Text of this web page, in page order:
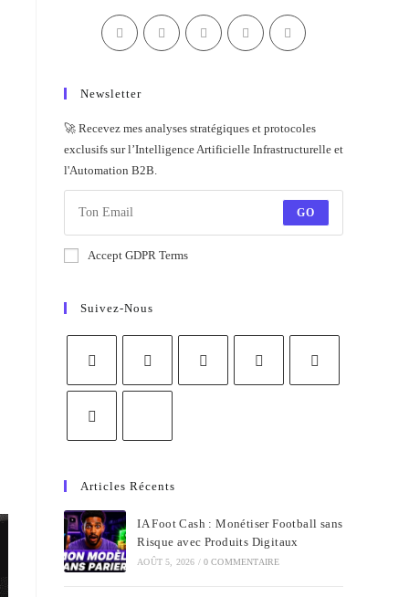
Newsletter
🚀 Recevez mes analyses stratégiques et protocoles
exclusifs sur l’Intelligence Artificielle Infrastructurelle et
l'Automation B2B.
GO
Accept GDPR Terms
Suivez-Nous
Articles Récents
IA Foot Cash : Monétiser Football sans
Risque avec Produits Digitaux
AOÛT 5, 2026 / 0 COMMENTAIRE